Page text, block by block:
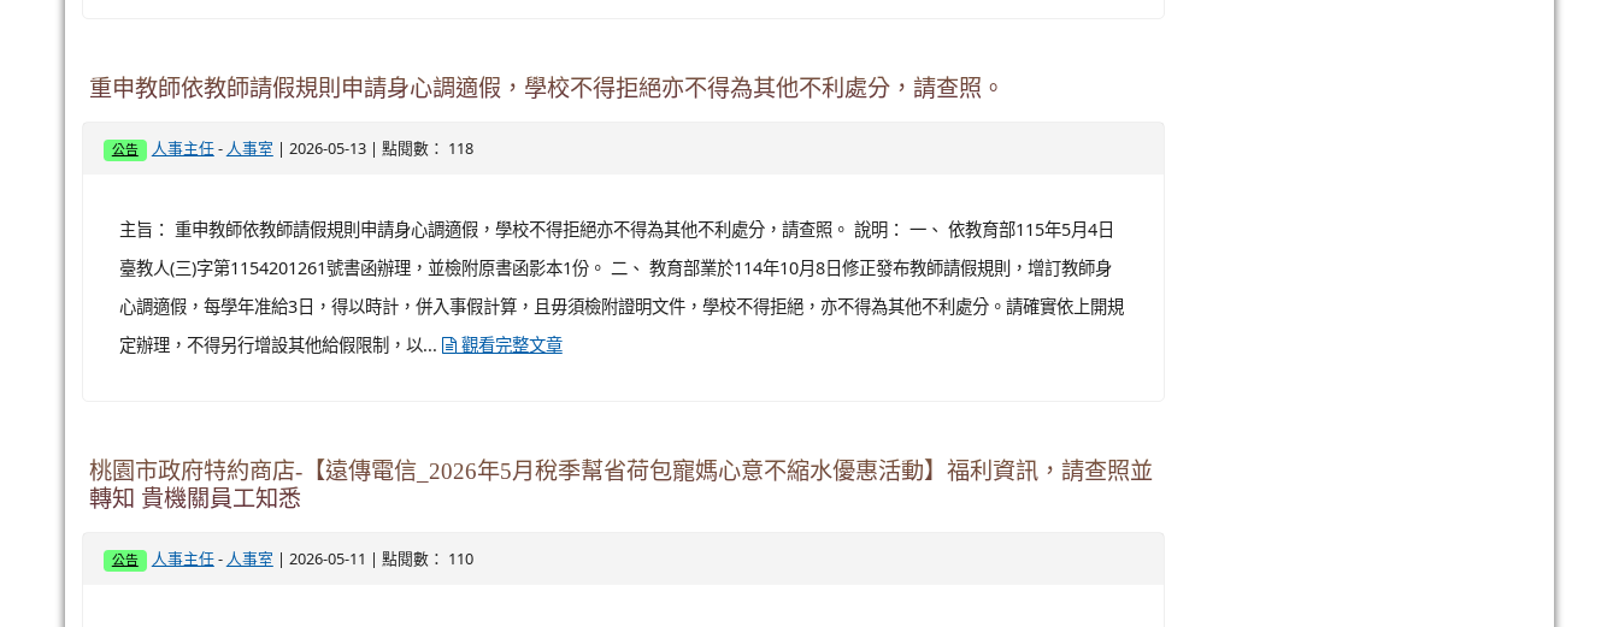
重申教師依教師請假規則申請身心調適假，學校不得拒絕亦不得為其他不利處分，請查照。
公告 人事主任- 人事室 | 2026-05-13 | 點閱數： 118
主旨： 重申教師依教師請假規則申請身心調適假，學校不得拒絕亦不得為其他不利處分，請查照。 說明： 一、 依教育部115年5月4日
臺教人(三)字第1154201261號書函辦理，並檢附原書函影本1份。 二、 教育部業於114年10月8日修正發布教師請假規則，增訂教師身
心調適假，每學年准給3日，得以時計，併入事假計算，且毋須檢附證明文件，學校不得拒絕，亦不得為其他不利處分。請確實依上開規
定辦理，不得另行增設其他給假限制，以...
觀看完整文章
桃園市政府特約商店-【遠傳電信_2026年5月稅季幫省荷包寵媽心意不縮水優惠活動】福利資訊，請查照並
轉知 貴機關員工知悉
公告 人事主任- 人事室 | 2026-05-11 | 點閱數： 110